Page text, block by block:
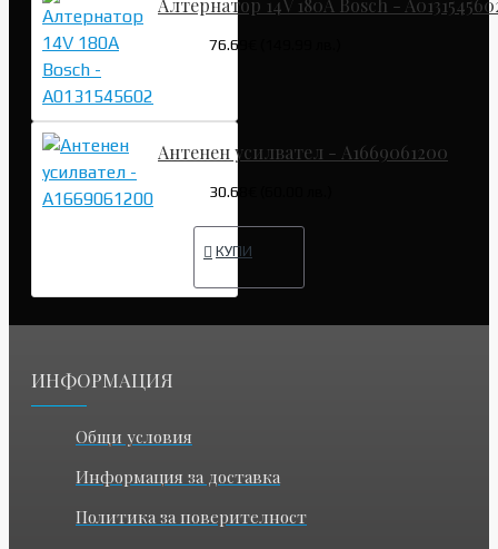
Алтернатор 14V 180A Bosch -
76.69€ (149.99 лв.)
Антенен усилвател - A1669061200
30.68€ (60.00 лв.)
КУПИ
ИНФОРМАЦИЯ
Общи условия
Информация за доставка
Политика за поверителност